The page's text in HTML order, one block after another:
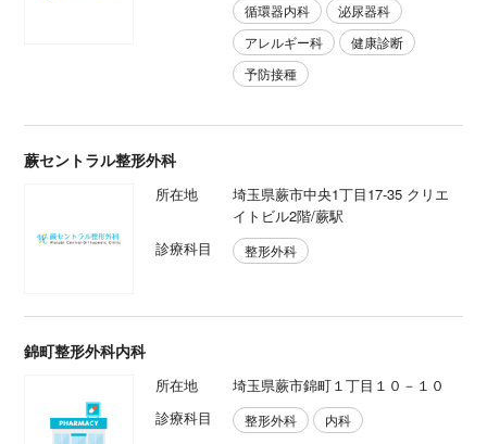
循環器内科
泌尿器科
アレルギー科
健康診断
予防接種
蕨セントラル整形外科
所在地
埼玉県蕨市中央1丁目17-35 クリエ
イトビル2階/蕨駅
診療科目
整形外科
錦町整形外科内科
所在地
埼玉県蕨市錦町１丁目１０－１０
診療科目
整形外科 内科